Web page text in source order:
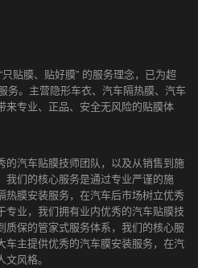
贴膜、贴好膜” 的服务理念，已为超
务。主营隐形车衣、汽车隔热膜、汽车
来专业、正品、安全无风险的贴膜体
的汽车贴膜技师团队，以及从销售到施
我们的核心服务是通过专业严谨的施
热膜安装服务，在汽车后市场树立优秀
专业，我们拥有业内优秀的汽车贴膜技
质保的管家式服务体系，我们的核心服
车主提供优秀的汽车膜安装服务，在汽
风格。